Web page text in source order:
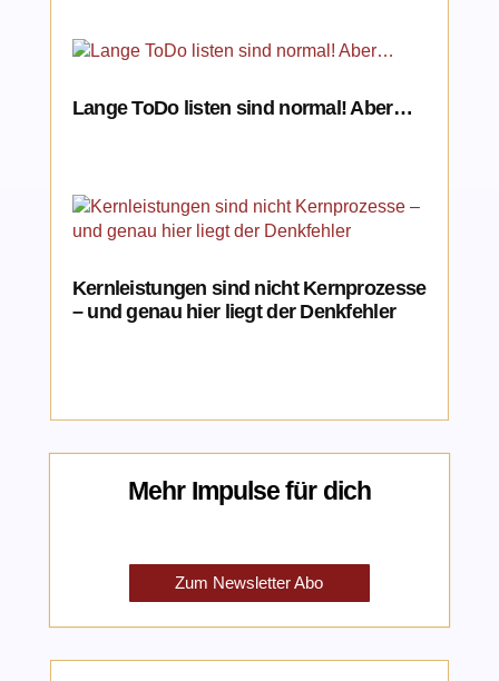
Lange ToDo listen sind normal! Aber…
Kernleistungen sind nicht Kernprozesse
– und genau hier liegt der Denkfehler
Mehr Impulse für dich
Zum Newsletter Abo